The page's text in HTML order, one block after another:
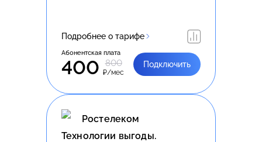
Подробнее о тарифе
Абонентская плата
400 800
₽/мес
Подключить
Ростелеком
Технологии выгоды.